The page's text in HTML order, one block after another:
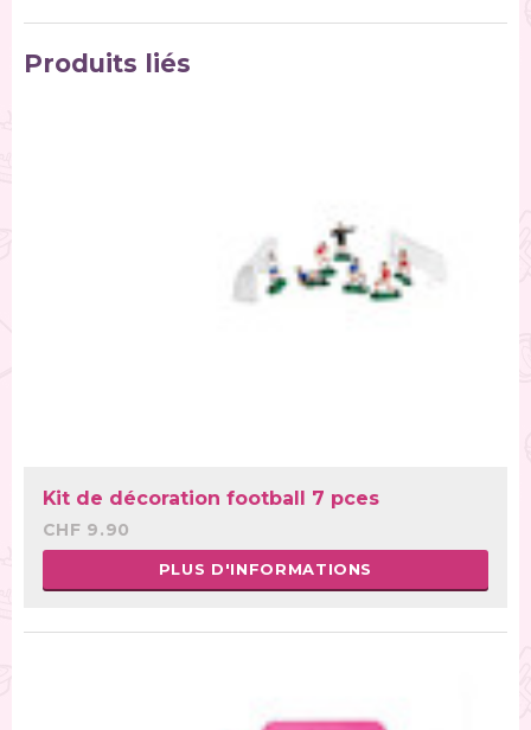
Produits liés
Kit de décoration football 7 pces
CHF 9.90
PLUS D'INFORMATIONS